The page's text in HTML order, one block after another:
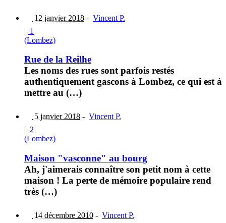
12 janvier 2018 - Vincent P.
| 1
(Lombez)
Rue de la Reilhe
Les noms des rues sont parfois restés
authentiquement gascons à Lombez, ce qui est à
mettre au (…)
5 janvier 2018 - Vincent P.
| 2
(Lombez)
Maison "vasconne" au bourg
Ah, j'aimerais connaître son petit nom à cette
maison ! La perte de mémoire populaire rend
très (…)
14 décembre 2010 - Vincent P.